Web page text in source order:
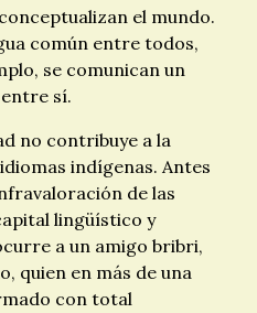
el mundo.
común entre todos,
se comunican un
sí.
no contribuye a la
indígenas. Antes
de las
lingüístico y
a un amigo bribri,
quien en más de una
con total